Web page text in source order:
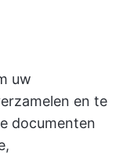
uw
en te
documenten